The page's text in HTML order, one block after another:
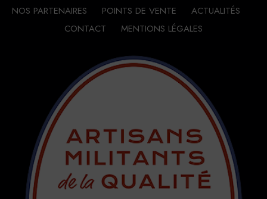
NOS PARTENAIRES
POINTS DE VENTE
ACTUALITÉS
CONTACT
MENTIONS LÉGALES